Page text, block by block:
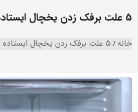
5 علت برفک زدن یخچال ایستاده ویترینی
خانه 5 علت برفک زدن یخچال ایستاده ویترینی